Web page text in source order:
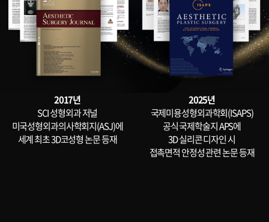
2017년
SCI 성형외과 저널
미국성형외과의사학회지(ASJ)에
세계 최초 3D코성형 논문 등재
2025년
국제미용성형외과학회(ISAPS)
공식 국제학술지 APS에
3D 실리콘 디자인 시
접촉면적 안정성 관련 논문 등재